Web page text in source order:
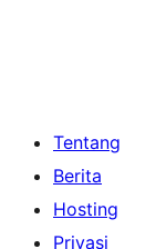
Tentang
Berita
Hosting
Privasi